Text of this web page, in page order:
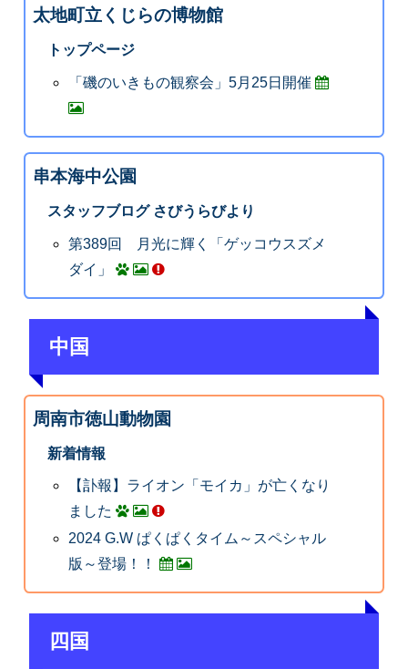
太地町立くじらの博物館
トップページ
「磯のいきもの観察会」5月25日開催
串本海中公園
スタッフブログ さびうらびより
第389回 月光に輝く「ゲッコウスズメ
ダイ」
中国
周南市徳山動物園
新着情報
【訃報】ライオン「モイカ」が亡くなり
ました
2024 G.W ぱくぱくタイム～スペシャル
版～登場！！
四国